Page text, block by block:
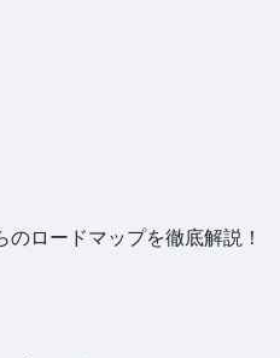
ロードマップを徹底解説！